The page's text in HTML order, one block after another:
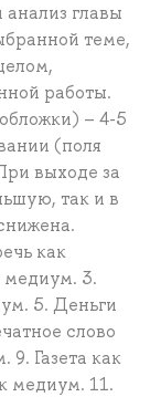
главы
теме,
работы.
– 4-5
(поля
выходе за
так и в
как
медиум. 3.
5. Деньги
слово
Газета как
медиум. 11.